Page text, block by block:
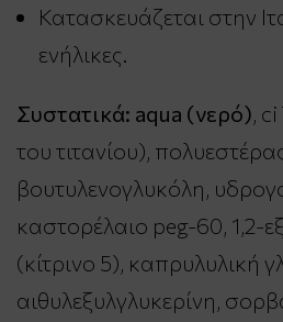
Κατασκευάζεται στην
ενήλικες.
Συστατικά: aqua (νερό),
του τιτανίου),
βουτυλενογλυκόλη,
καστορέλαιο peg-60, 1,2-
(κίτρινο 5), καπρυλυλική
αιθυλεξυλγλυκερίνη,